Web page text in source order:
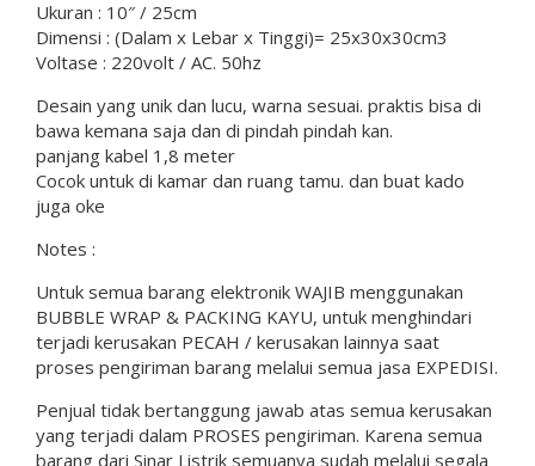
Ukuran : 10″ / 25cm
Dimensi : (Dalam x Lebar x Tinggi)= 25x30x30cm3
Voltase : 220volt / AC. 50hz
Desain yang unik dan lucu, warna sesuai. praktis bisa di
bawa kemana saja dan di pindah pindah kan.
panjang kabel 1,8 meter
Cocok untuk di kamar dan ruang tamu. dan buat kado
juga oke
Notes :
Untuk semua barang elektronik WAJIB menggunakan
BUBBLE WRAP & PACKING KAYU, untuk menghindari
terjadi kerusakan PECAH / kerusakan lainnya saat
proses pengiriman barang melalui semua jasa EXPEDISI.
Penjual tidak bertanggung jawab atas semua kerusakan
yang terjadi dalam PROSES pengiriman. Karena semua
barang dari Sinar Listrik semuanya sudah melalui segala